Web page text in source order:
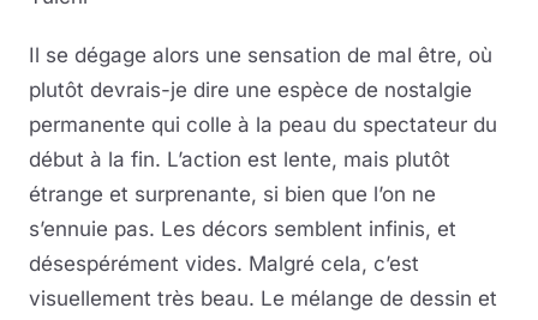
Il se dégage alors une sensation de mal être, où
plutôt devrais-je dire une espèce de nostalgie
permanente qui colle à la peau du spectateur du
début à la fin. L’action est lente, mais plutôt
étrange et surprenante, si bien que l’on ne
s’ennuie pas. Les décors semblent infinis, et
désespérément vides. Malgré cela, c’est
visuellement très beau. Le mélange de dessin et